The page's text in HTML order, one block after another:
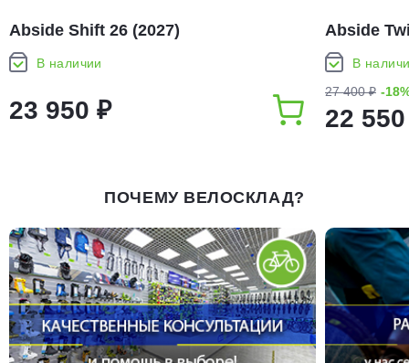
Abside Shift 26 (2027)
В наличии
23 950 ₽
Abside
В
27 400 ₽ -
22
ПОЧЕМУ ВЕЛОСКЛАД?